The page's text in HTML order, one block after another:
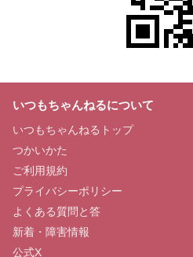
いつもちゃんねるについて
いつもちゃんねるトップ
つかいかた
ご利用規約
プライバシーポリシー
よくある質問と答
新着・障害情報
公式X